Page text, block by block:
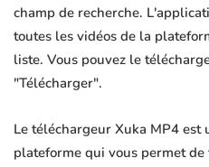
champ de recherche.
toutes les vidéos de la
liste. Vous pouvez le
"Télécharger".
Le téléchargeur Xuka MP4 est
plateforme qui vous permet